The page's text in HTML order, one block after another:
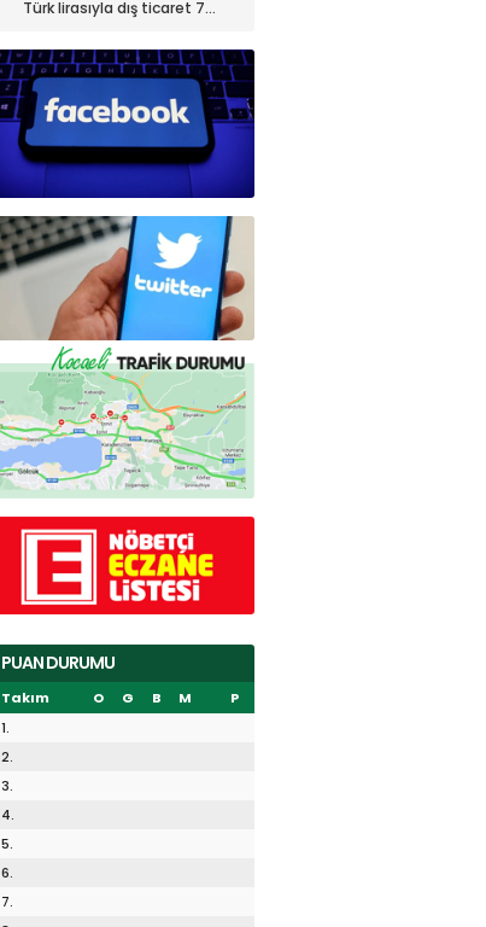
Türk lirasıyla dış ticaret 7
PUAN DURUMU
Takım O G B M
P
1.
2.
3.
4.
5.
6.
7.